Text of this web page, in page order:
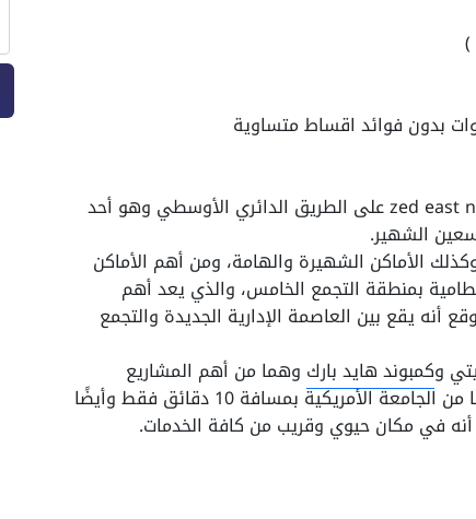
zed eastعلى الطريق الدائري الأوسطي وهو أحد
الشهير.
الأماكن الشهيرة والهامة، ومن أهم الأماكن
بمنطقة التجمع الخامس، والذي يعد أهم
أنه يقع بين العاصمة الإدارية الجديدة والتجمع
وكمبوند هايد بارك وهما من أهم المشاريع
أيضًا من الجامعة الأمريكية بمسافة 10 دقائق فقط وأيضًا
في مكان حيوي وقريب من كافة الخدمات.